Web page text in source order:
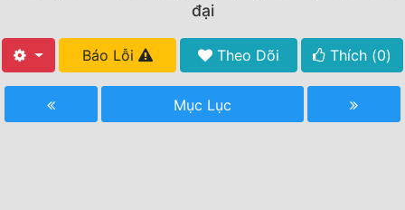
Truyện Mới Ra
Hoàn Thành
đại
Báo Lỗi Theo Dõi Thích (0)
Mục Lục